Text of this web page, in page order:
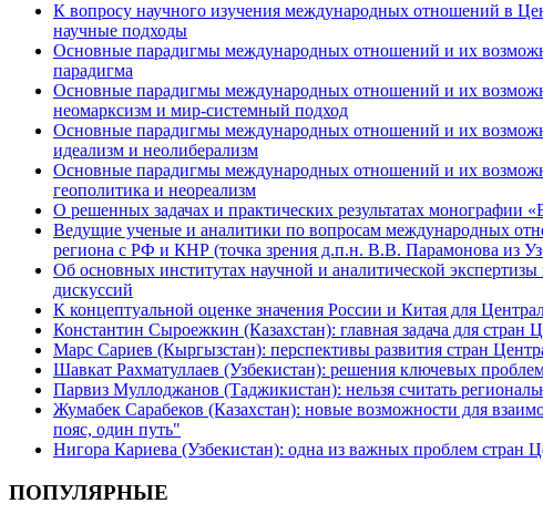
К вопросу научного изучения международных отношений в
научные подходы
Основные парадигмы международных отношений и их
парадигма
Основные парадигмы международных отношений и их
неомарксизм и мир-системный подход
Основные парадигмы международных отношений и их
идеализм и неолиберализм
Основные парадигмы международных отношений и их
геополитика и неореализм
О решенных задачах и практических результатах монографии
Ведущие ученые и аналитики по вопросам международных
региона с РФ и КНР (точка зрения д.п.н. В.В. Парамонова из
Об основных институтах научной и аналитической
дискуссий
К концептуальной оценке значения России и Китая для
Константин Сыроежкин (Казахстан): главная задача для
Марс Сариев (Кыргызстан): перспективы развития стран
Шавкат Рахматуллаев (Узбекистан): решения ключевых
Парвиз Муллоджанов (Таджикистан): нельзя считать
Жумабек Сарабеков (Казахстан): новые возможности для
пояс, один путь"
Нигора Кариева (Узбекистан): одна из важных проблем стран
ПОПУЛЯРНЫЕ